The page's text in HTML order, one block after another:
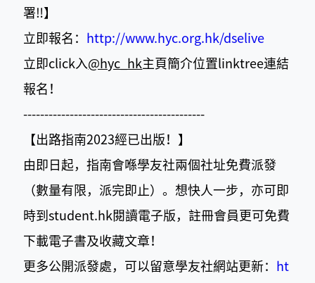
署‼️】
立即報名：
http://www.hyc.org.hk/dselive
立即click入 @hyc_hk主頁簡介位置linktree連結
報名！
-------------------------------------------
【出路指南2023經已出版！】
由即日起，指南會喺學友社兩個社址免費派發
（數量有限，派完即止）。想快人一步，亦可即
時到student.hk閱讀電子版，註冊會員更可免費
下載電子書及收藏文章！
更多公開派發處，可以留意學友社網站更新：
ht